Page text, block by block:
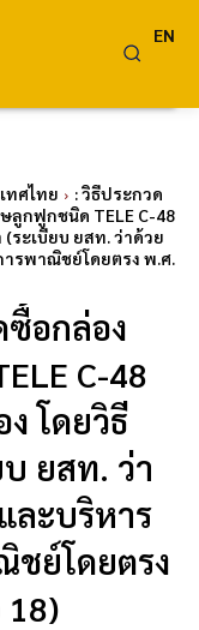
EN
ทศไทย
: วิธีประกวด
กฟูกชนิด TELE C-48
ระเบียบ ยสท. ว่าด้วย
รพาณิชย์โดยตรง พ.ศ.
อกล่อง
C-48
โดยวิธี
ยสท. ว่า
ละบริหาร
ย์โดยตรง